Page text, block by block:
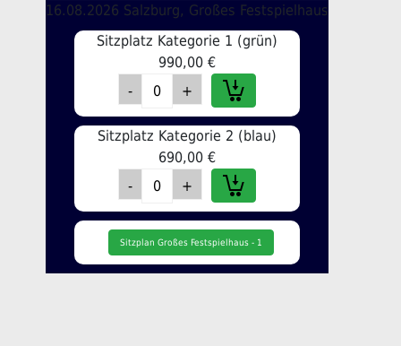
16.08.2026 Salzburg, Großes Festspielhaus
Sitzplatz Kategorie 1 (grün)
990,00 €
Sitzplatz Kategorie 2 (blau)
690,00 €
Sitzplan Großes Festspielhaus - 1